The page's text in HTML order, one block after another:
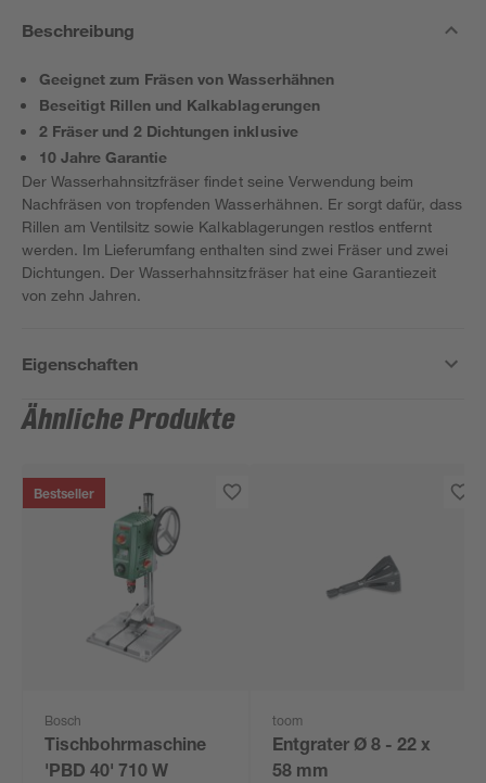
Beschreibung
Geeignet zum Fräsen von Wasserhähnen
Beseitigt Rillen und Kalkablagerungen
2 Fräser und 2 Dichtungen inklusive
10 Jahre Garantie
Der Wasserhahnsitzfräser findet seine Verwendung beim
Nachfräsen von tropfenden Wasserhähnen. Er sorgt dafür, dass
Rillen am Ventilsitz sowie Kalkablagerungen restlos entfernt
werden. Im Lieferumfang enthalten sind zwei Fräser und zwei
Dichtungen. Der Wasserhahnsitzfräser hat eine Garantiezeit
von zehn Jahren.
Eigenschaften
Ähnliche Produkte
Bestseller
Bosch
Tischbohrmaschine
'PBD 40' 710 W
toom
Entgrater Ø 8 - 22 x
58 mm